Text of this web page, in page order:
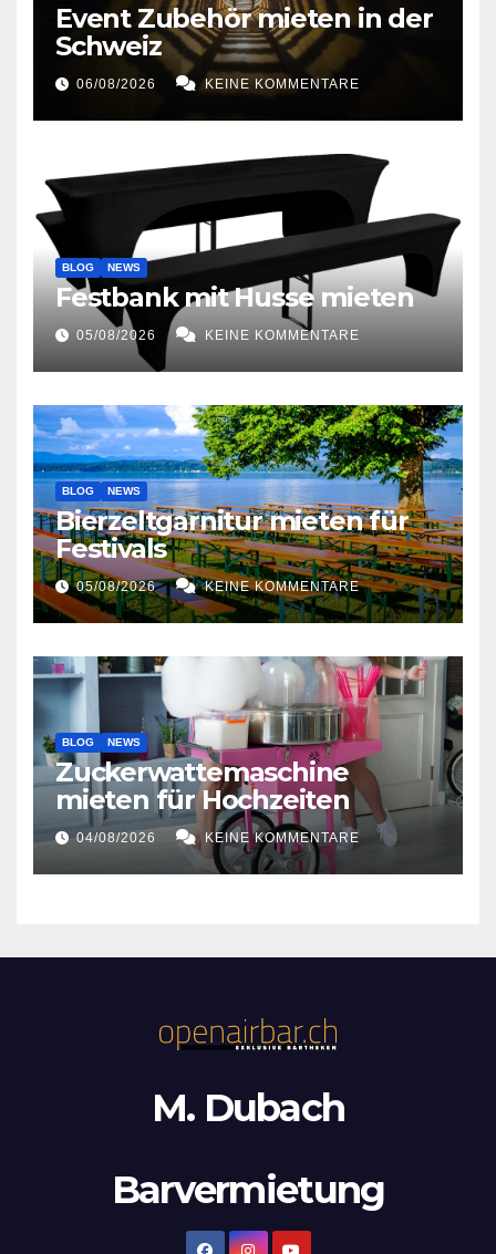
Event Zubehör mieten in der
Schweiz
06/08/2026 KEINE KOMMENTARE
BLOG NEWS
Festbank mit Husse mieten
05/08/2026 KEINE KOMMENTARE
BLOG NEWS
Bierzeltgarnitur mieten für
Festivals
05/08/2026 KEINE KOMMENTARE
BLOG NEWS
Zuckerwattemaschine
mieten für Hochzeiten
04/08/2026 KEINE KOMMENTARE
M. Dubach
Barvermietung